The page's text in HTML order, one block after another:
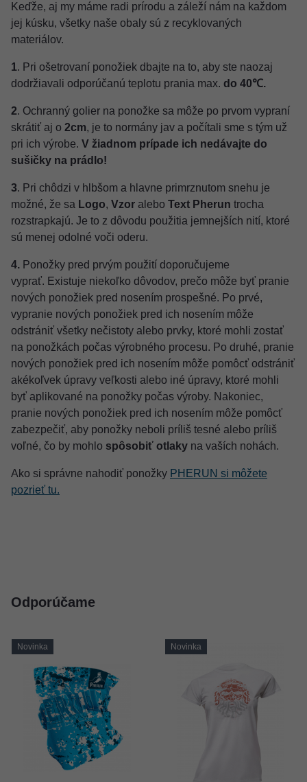
Keďže, aj my máme radi prírodu a záleží nám na každom
jej kúsku, všetky naše obaly sú z recyklovaných
materiálov.
1. Pri ošetrovaní ponožiek dbajte na to, aby ste naozaj
dodržiavali odporúčanú teplotu prania max. do 40℃.
2. Ochranný golier na ponožke sa môže po prvom vypraní
skrátiť aj o 2cm, je to normány jav a počítali sme s tým už
pri ich výrobe. V žiadnom prípade ich nedávajte do
sušičky na prádlo!
3. Pri chôdzi v hlbšom a hlavne primrznutom snehu je
možné, že sa Logo, Vzor alebo Text Pherun trocha
rozstrapkajú. Je to z dôvodu použitia jemnejších nití, ktoré
sú menej odolné voči oderu.
4. Ponožky pred prvým použití doporučujeme
vyprať. Existuje niekoľko dôvodov, prečo môže byť pranie
nových ponožiek pred nosením prospešné. Po prvé,
vypranie nových ponožiek pred ich nosením môže
odstrániť všetky nečistoty alebo prvky, ktoré mohli zostať
na ponožkách počas výrobného procesu. Po druhé, pranie
nových ponožiek pred ich nosením môže pomôcť odstrániť
akékoľvek úpravy veľkosti alebo iné úpravy, ktoré mohli
byť aplikované na ponožky počas výroby. Nakoniec,
pranie nových ponožiek pred ich nosením môže pomôcť
zabezpečiť, aby ponožky neboli príliš tesné alebo príliš
voľné, čo by mohlo spôsobiť otlaky na vaších nohách.
Ako si správne nahodiť ponožky PHERUN si môžete
pozrieť tu.
Odporúčame
Novinka Novinka